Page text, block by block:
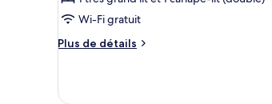
type
de
chambre :
très
Wi-Fi gratuit
Plus de détails
Plus
le